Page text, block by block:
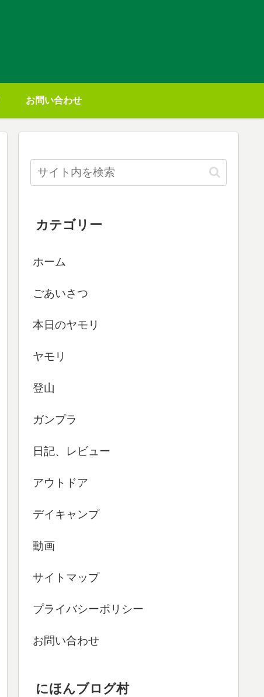
お問い合わせ
カテゴリー
ホーム
ごあいさつ
本日のヤモリ
ヤモリ
登山
ガンプラ
日記、レビュー
アウトドア
デイキャンプ
動画
サイトマップ
プライバシーポリシー
お問い合わせ
にほんブログ村